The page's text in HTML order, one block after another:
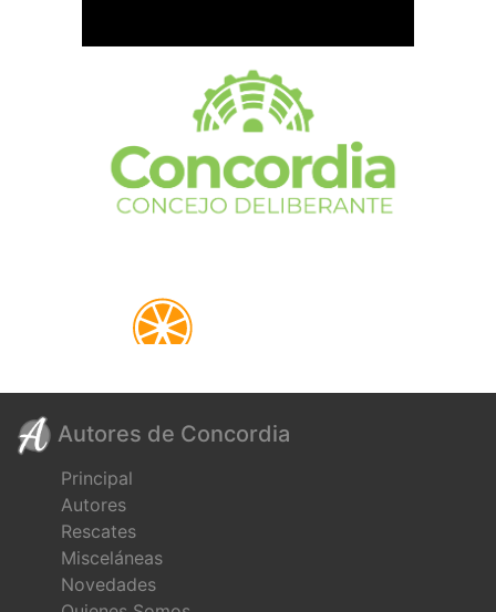
Autores de Concordia
Principal
Autores
Rescates
Misceláneas
Novedades